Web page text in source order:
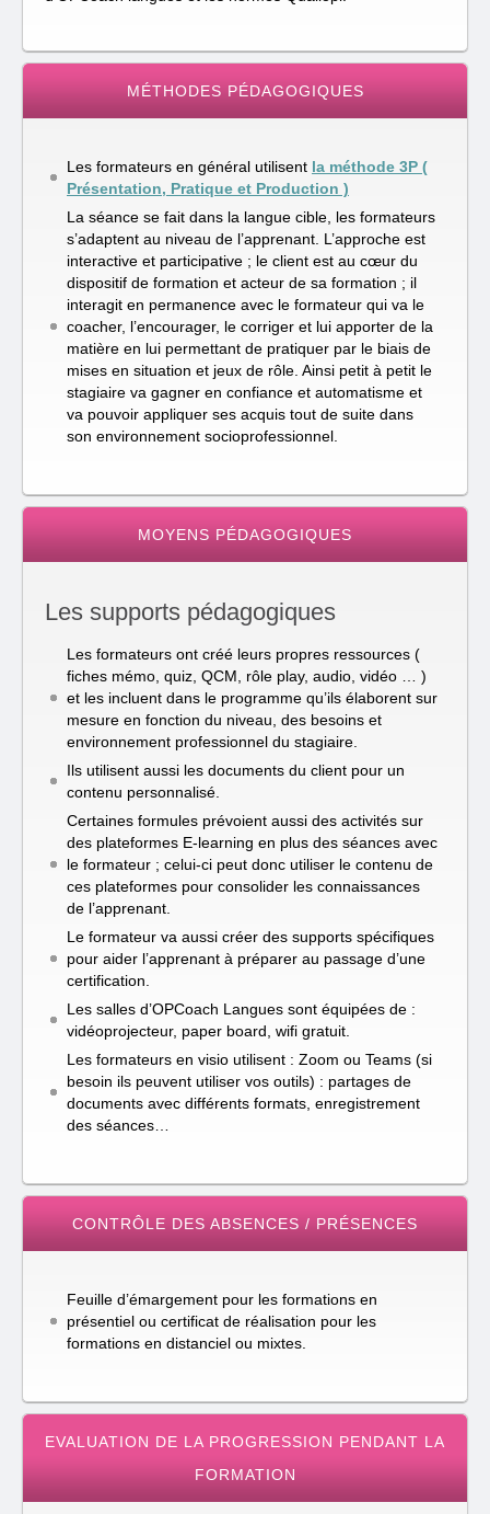
MÉTHODES PÉDAGOGIQUES
Les formateurs en général utilisent la méthode 3P (
Présentation, Pratique et Production )
La séance se fait dans la langue cible, les formateurs
s’adaptent au niveau de l’apprenant. L’approche est
interactive et participative ; le client est au cœur du
dispositif de formation et acteur de sa formation ; il
interagit en permanence avec le formateur qui va le
coacher, l’encourager, le corriger et lui apporter de la
matière en lui permettant de pratiquer par le biais de
mises en situation et jeux de rôle. Ainsi petit à petit le
stagiaire va gagner en confiance et automatisme et
va pouvoir appliquer ses acquis tout de suite dans
son environnement socioprofessionnel.
MOYENS PÉDAGOGIQUES
Les supports pédagogiques
Les formateurs ont créé leurs propres ressources (
fiches mémo, quiz, QCM, rôle play, audio, vidéo … )
et les incluent dans le programme qu’ils élaborent sur
mesure en fonction du niveau, des besoins et
environnement professionnel du stagiaire.
Ils utilisent aussi les documents du client pour un
contenu personnalisé.
Certaines formules prévoient aussi des activités sur
des plateformes E-learning en plus des séances avec
le formateur ; celui-ci peut donc utiliser le contenu de
ces plateformes pour consolider les connaissances
de l’apprenant.
Le formateur va aussi créer des supports spécifiques
pour aider l’apprenant à préparer au passage d’une
certification.
Les salles d’OPCoach Langues sont équipées de :
vidéoprojecteur, paper board, wifi gratuit.
Les formateurs en visio utilisent : Zoom ou Teams (si
besoin ils peuvent utiliser vos outils) : partages de
documents avec différents formats, enregistrement
des séances…
CONTRÔLE DES ABSENCES / PRÉSENCES
Feuille d’émargement pour les formations en
présentiel ou certificat de réalisation pour les
formations en distanciel ou mixtes.
EVALUATION DE LA PROGRESSION PENDANT LA
FORMATION